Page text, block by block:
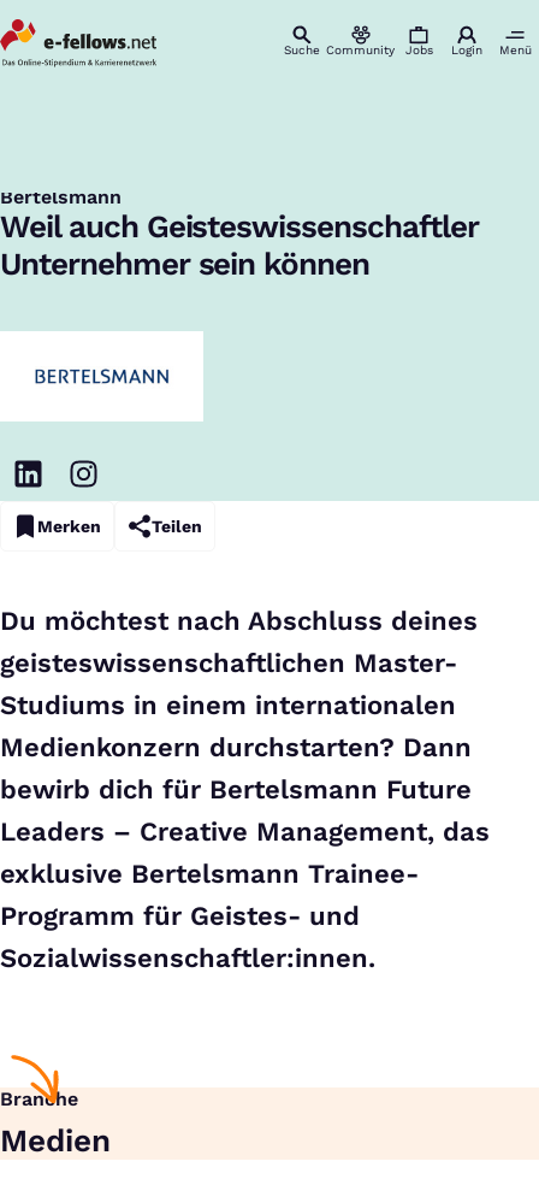
Suche Community Jobs Login Menü
Bertelsmann
Weil auch Geisteswissenschaftler
Unternehmer sein können
Merken Teilen
Du möchtest nach Abschluss deines
geisteswissenschaftlichen Master-
Studiums in einem internationalen
Medienkonzern durchstarten? Dann
bewirb dich für Bertelsmann Future
Leaders – Creative Management, das
exklusive Bertelsmann Trainee-
Programm für Geistes- und
Sozialwissenschaftler:innen.
Branche
Medien